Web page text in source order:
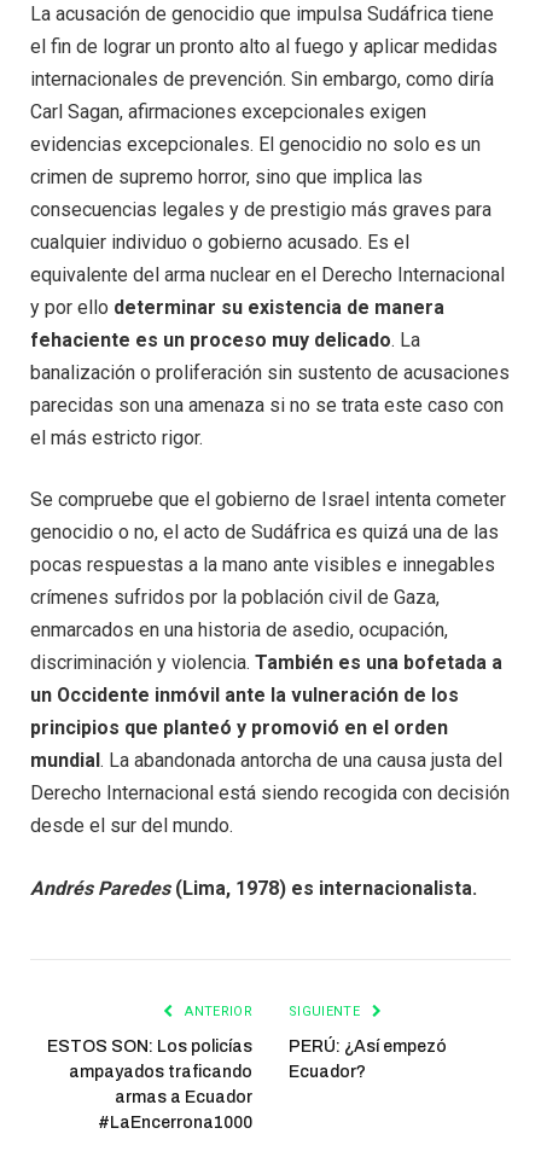
La acusación de genocidio que impulsa Sudáfrica tiene
el fin de lograr un pronto alto al fuego y aplicar medidas
internacionales de prevención. Sin embargo, como diría
Carl Sagan, afirmaciones excepcionales exigen
evidencias excepcionales. El genocidio no solo es un
crimen de supremo horror, sino que implica las
consecuencias legales y de prestigio más graves para
cualquier individuo o gobierno acusado. Es el
equivalente del arma nuclear en el Derecho Internacional
y por ello determinar su existencia de manera
fehaciente es un proceso muy delicado. La
banalización o proliferación sin sustento de acusaciones
parecidas son una amenaza si no se trata este caso con
el más estricto rigor.
Se compruebe que el gobierno de Israel intenta cometer
genocidio o no, el acto de Sudáfrica es quizá una de las
pocas respuestas a la mano ante visibles e innegables
crímenes sufridos por la población civil de Gaza,
enmarcados en una historia de asedio, ocupación,
discriminación y violencia. También es una bofetada a
un Occidente inmóvil ante la vulneración de los
principios que planteó y promovió en el orden
mundial . La abandonada antorcha de una causa justa del
Derecho Internacional está siendo recogida con decisión
desde el sur del mundo.
Andrés Paredes(Lima, 1978) es internacionalista.
ANTERIOR
ESTOS SON: Los policías
ampayados traficando
armas a Ecuador
#LaEncerrona1000
SIGUIENTE
PERÚ: ¿Así empezó
Ecuador?